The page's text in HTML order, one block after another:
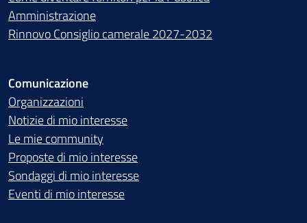
Amministrazione
Rinnovo Consiglio camerale 2027-2032
Comunicazione
Organizzazioni
Notizie di mio interesse
Le mie community
Proposte di mio interesse
Sondaggi di mio interesse
Eventi di mio interesse